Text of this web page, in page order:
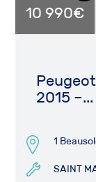
10 990€
2015 –...
1
SAINT